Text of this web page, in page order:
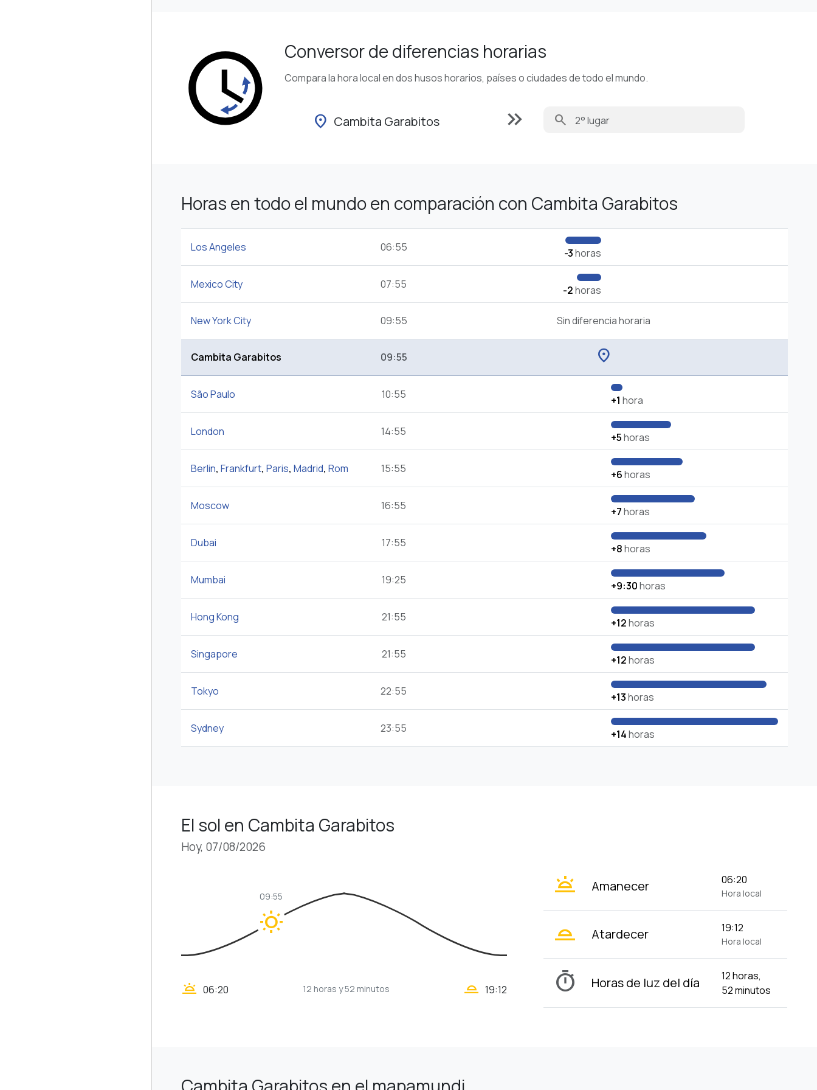
Conversor de diferencias horarias
Compara la hora local en dos husos horarios, países o ciudades de todo el mundo.
location_on Cambita Garabitos keyboard_double_arrow_right search
Horas en todo el mundo en comparación con Cambita Garabitos
Los Angeles 06:55 -3horas
Mexico City 07:55 -2horas
New York City 09:55 Sin diferencia horaria
Cambita Garabitos 09:55 location_on
São Paulo 10:55 +1 hora
London 14:55 +5horas
Berlin, Frankfurt, Paris, Madrid, Rom 15:55 +6horas
Moscow 16:55 +7horas
Dubai 17:55 +8horas
Mumbai 19:25 +9:30horas
Hong Kong 21:55 +12horas
Singapore 21:55 +12horas
Tokyo 22:55 +13horas
Sydney 23:55 +14horas
El sol en Cambita Garabitos
Hoy, 07/08/2026
wb_sunny
09:55
wb_twilight 06:20 12 horas y 52 minutos wb_twilight_2 19:12
wb_twilight Amanecer 06:20
Hora local
wb_twilight_2 Atardecer 19:12
Hora local
timer Horas de luz del día
12 horas,
52 minutos